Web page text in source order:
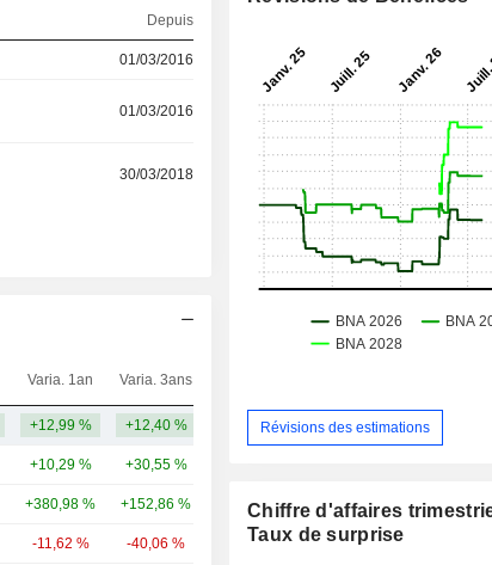
Depuis
01/03/2016
01/03/2016
30/03/2018
Varia. 1an Varia. 3ans
+12,99 % +12,40 % 17,95 Md
+10,29 % +30,55 %
+380,98 % +152,86 % 43,43 Md
-11,62 % -40,06 % 40,74 Md
Révisions des estimations
Chiffre d'affaires
Taux de surprise